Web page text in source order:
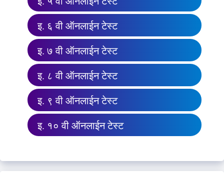
इ. ६ वी ऑनलाईन टेस्ट
इ. ७ वी ऑनलाईन टेस्ट
इ. ८ वी ऑनलाईन टेस्ट
इ. ९ वी ऑनलाईन टेस्ट
इ. १० वी ऑनलाईन टेस्ट